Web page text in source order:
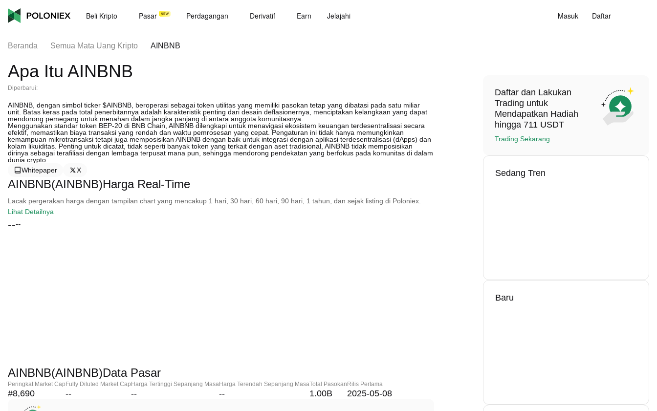
Beli Kripto Pasar Perdagangan Derivatif Earn Jelajahi Masuk Daftar
Beranda Semua Mata Uang Kripto AINBNB
Apa Itu AINBNB
Diperbarui:
AINBNB, dengan simbol ticker $AINBNB, beroperasi sebagai token utilitas yang memiliki pasokan tetap yang dibatasi pada satu miliar
unit. Batas keras pada total penerbitannya adalah karakteristik penting dari desain deflasionernya, menciptakan kelangkaan yang dapat
mendorong pemegang untuk menahan dalam jangka panjang di antara anggota komunitasnya.
Menggunakan standar token BEP-20 di BNB Chain, AINBNB dilengkapi untuk menavigasi ekosistem keuangan terdesentralisasi secara
efektif, memastikan biaya transaksi yang rendah dan waktu pemrosesan yang cepat. Pengaturan ini tidak hanya memungkinkan
kemampuan mikrotransaksi tetapi juga memposisikan AINBNB dengan baik untuk integrasi dengan aplikasi terdesentralisasi (dApps) dan
kolam likuiditas. Penting untuk dicatat, tidak seperti banyak token yang terkait dengan aset tradisional, AINBNB tidak memposisikan
dirinya sebagai terafiliasi dengan lembaga terpusat mana pun, sehingga mendorong pendekatan yang berfokus pada komunitas di dalam
dunia crypto.
Whitepaper
X
AINBNB(AINBNB)Harga Real-Time
Lacak pergerakan harga dengan tampilan chart yang mencakup 1 hari, 30 hari, 60 hari, 90 hari, 1 tahun, dan sejak listing di Poloniex.
Lihat Detailnya
----
AINBNB(AINBNB)Data Pasar
Peringkat Market Cap
#8,690
Fully Diluted Market Cap
--
Harga Tertinggi Sepanjang Masa
--
Harga Terendah Sepanjang Masa
--
Total Pasokan
1.00B
Rilis Pertama
2025-05-08
Daftar dan Lakukan
Trading untuk
Mendapatkan Hadiah
hingga 711 USDT
Trading Sekarang
Sedang Tren
Baru